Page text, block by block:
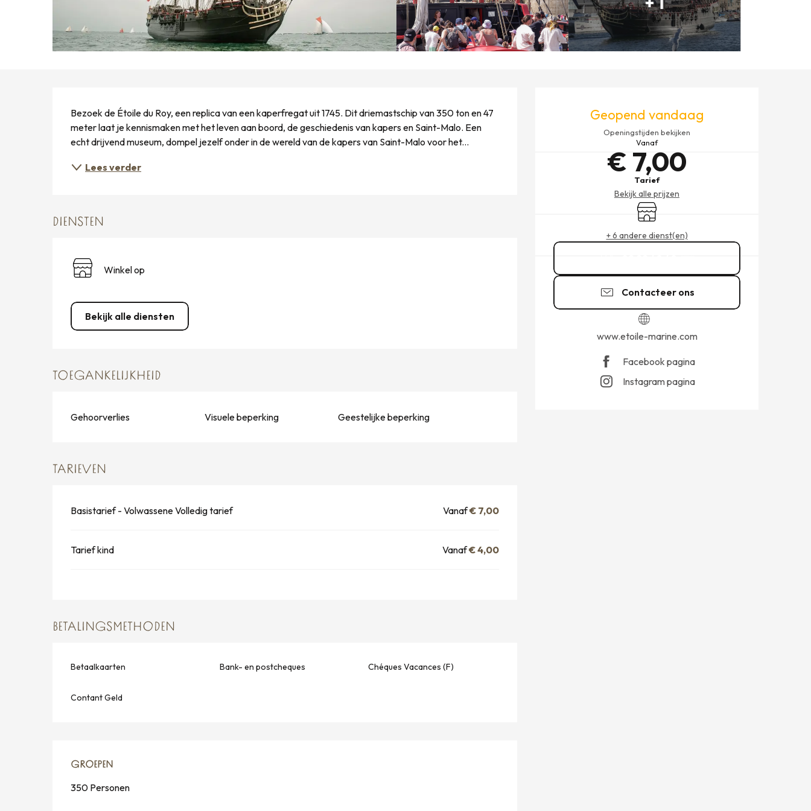
Geopend vandaag
Openingstijden bekijken
Vanaf
€ 7,00
Tarief
Bekijk alle prijzen
Winkel op
+ 6 andere dienst(en)
Contacteer ons
www.etoile-marine.com
Facebook pagina
Instagram pagina
BESCHRIJVING
Bezoek de Étoile du Roy, een replica van een kaperfregat uit 1745. Dit driemastschip van 350 ton en 47
meter laat je kennismaken met het leven aan boord, de geschiedenis van kapers en Saint-Malo. Een
echt drijvend museum, dompel jezelf onder in de wereld van de kapers van Saint-Malo voor het...
Lees verder
DIENSTEN
Winkel op
Bekijk alle diensten
TOEGANKELIJKHEID
Gehoorverlies Visuele beperking Geestelijke beperking
TARIEVEN
Basistarief - Volwassene Volledig tarief Vanaf€ 7,00
Tarief kind Vanaf€ 4,00
BETALINGSMETHODEN
Betaalkaarten Bank- en postcheques Chéques Vacances (F)
Contant Geld
GROEPEN
GROEPEN
350 Personen